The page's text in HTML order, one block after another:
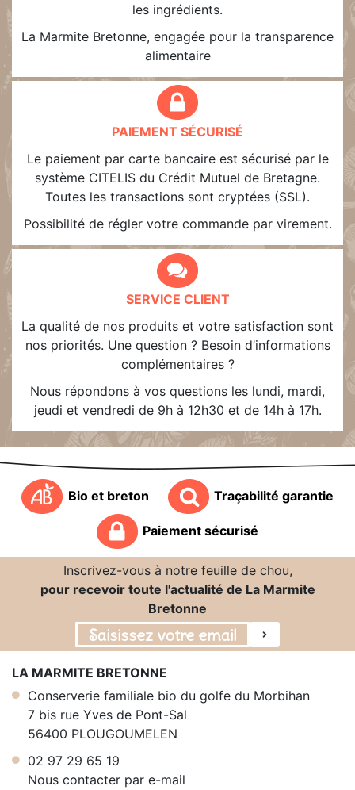
les ingrédients.
La Marmite Bretonne, engagée pour la transparence
alimentaire
PAIEMENT SÉCURISÉ
Le paiement par carte bancaire est sécurisé par le
système CITELIS du Crédit Mutuel de Bretagne.
Toutes les transactions sont cryptées (SSL).
Possibilité de régler votre commande par virement.
SERVICE CLIENT
La qualité de nos produits et votre satisfaction sont
nos priorités. Une question ? Besoin d’informations
complémentaires ?
Nous répondons à vos questions les lundi, mardi,
jeudi et vendredi de 9h à 12h30 et de 14h à 17h.
Bio et breton Traçabilité garantie
Paiement sécurisé
Inscrivez-vous à notre feuille de chou,
pour recevoir toute l'actualité de La Marmite
Bretonne
LA MARMITE BRETONNE
Conserverie familiale bio du golfe du Morbihan
7 bis rue Yves de Pont-Sal
56400 PLOUGOUMELEN
02 97 29 65 19
Nous contacter par e-mail